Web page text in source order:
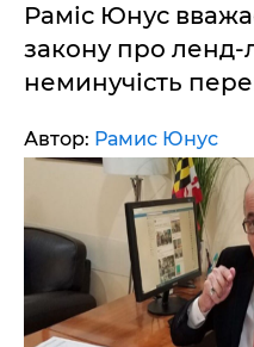
Раміс Юнус
закону про ленд-
неминучість
Автор: Рамис Юнус